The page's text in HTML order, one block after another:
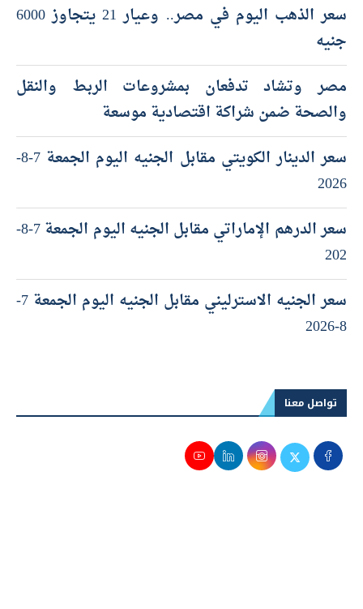
سعر الذهب اليوم في مصر.. وعيار 21 يتجاوز 6000
جنيه
مصر وتشاد تدفعان بمشروعات الربط والنقل
والصحة ضمن شراكة اقتصادية موسعة
سعر الدينار الكويتي مقابل الجنيه اليوم الجمعة 7-8-
2026
سعر الدرهم الإماراتي مقابل الجنيه اليوم الجمعة 7-8-
202
سعر الجنيه الاسترليني مقابل الجنيه اليوم الجمعة 7-
8-2026
تواصل معنا